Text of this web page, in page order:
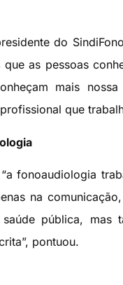
do
que as pessoas
mais
que
fonoaudiologia
na
pública, mas
pontuou.